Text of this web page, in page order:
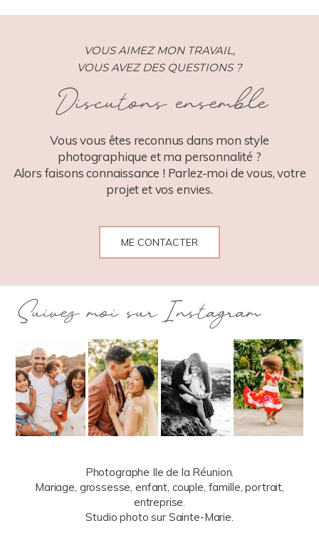
POST COMMENT
VOUS AIMEZ MON TRAVAIL,
VOUS AVEZ DES QUESTIONS ?
Discutons ensemble
Vous vous êtes reconnus dans mon style
photographique et ma personnalité ?
Alors faisons connaissance ! Parlez-moi de vous, votre
projet et vos envies.
ME CONTACTER
Suivez moi sur Instagram
Photographe Ile de la Réunion.
Mariage, grossesse, enfant, couple, famille, portrait,
entreprise.
Studio photo sur Sainte-Marie.